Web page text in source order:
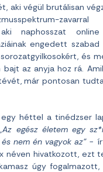
aki végül brutálisan
aki naphosszat
engedett
és
bajt az anyja hoz rá.
már pontosan
héttel a tinédzser
„Az egész életem egy
nem én vagyok az”−
néven hivatkozott, ezt
úgy fogalmazott,